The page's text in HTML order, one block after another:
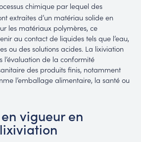
chimique par lequel des
extraites d’un matériau solide en
les matériaux polymères, ce
au contact de liquides tels que l’eau,
ou des solutions acides. La lixiviation
l’évaluation de la conformité
des produits finis, notamment
l’emballage alimentaire, la santé ou
vigueur en